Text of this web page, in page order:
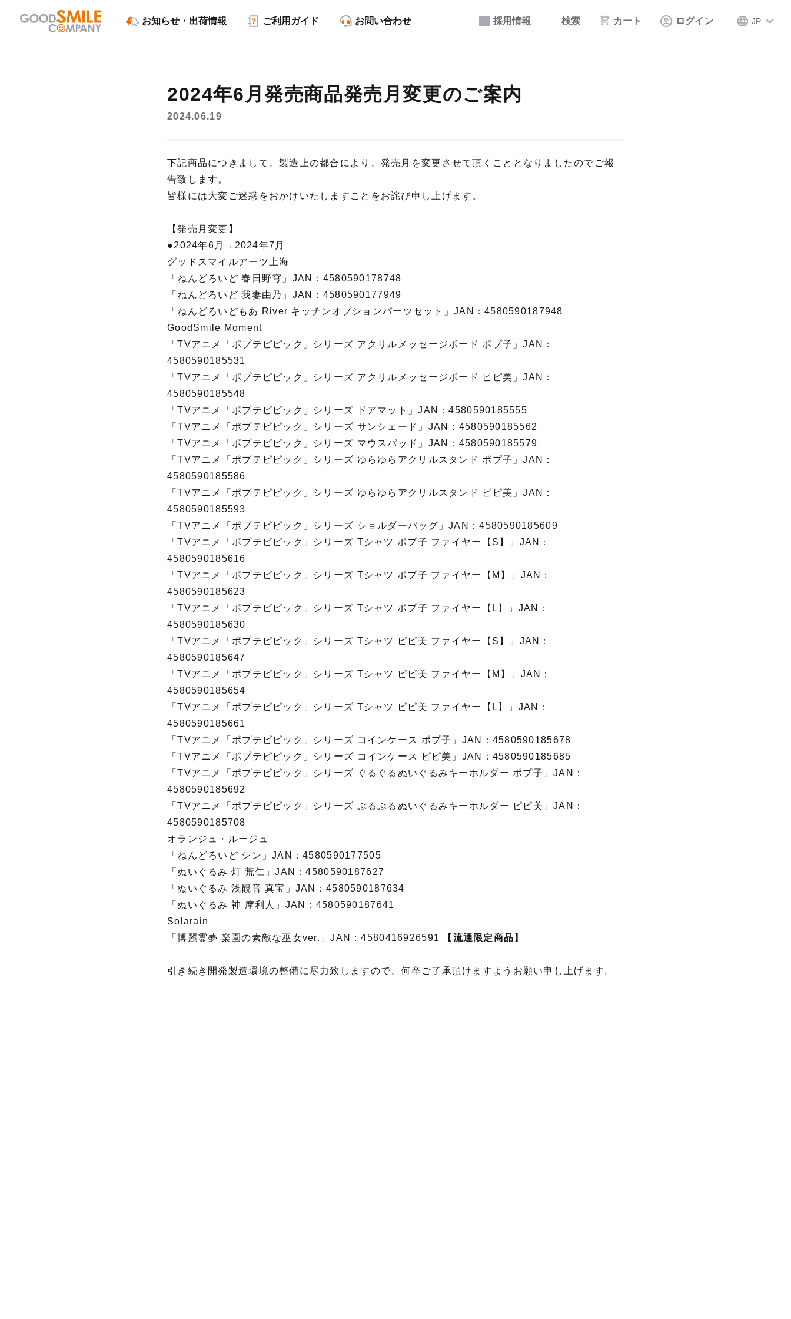
採用情報 検索 カート ログイン JP
お知らせ・出荷情報 ご利用ガイド お問い合わせ
2024年6月発売商品発売月変更のご案内
2024.06.19
下記商品につきまして、製造上の都合により、発売月を変更させて頂くこととなりましたのでご報
告致します。
皆様には大変ご迷惑をおかけいたしますことをお詫び申し上げます。
【発売月変更】
●2024年6月→2024年7月
グッドスマイルアーツ上海
「ねんどろいど 春日野穹」JAN：4580590178748
「ねんどろいど 我妻由乃」JAN：4580590177949
「ねんどろいどもあ River キッチンオプションパーツセット」JAN：4580590187948
GoodSmile Moment
「TVアニメ「ポプテピピック」シリーズ アクリルメッセージボード ポプ子」JAN：
4580590185531
「TVアニメ「ポプテピピック」シリーズ アクリルメッセージボード ピピ美」JAN：
4580590185548
「TVアニメ「ポプテピピック」シリーズ ドアマット」JAN：4580590185555
「TVアニメ「ポプテピピック」シリーズ サンシェード」JAN：4580590185562
「TVアニメ「ポプテピピック」シリーズ マウスパッド」JAN：4580590185579
「TVアニメ「ポプテピピック」シリーズ ゆらゆらアクリルスタンド ポプ子」JAN：
4580590185586
「TVアニメ「ポプテピピック」シリーズ ゆらゆらアクリルスタンド ピピ美」JAN：
4580590185593
「TVアニメ「ポプテピピック」シリーズ ショルダーバッグ」JAN：4580590185609
「TVアニメ「ポプテピピック」シリーズ Tシャツ ポプ子 ファイヤー【S】」JAN：
4580590185616
「TVアニメ「ポプテピピック」シリーズ Tシャツ ポプ子 ファイヤー【M】」JAN：
4580590185623
「TVアニメ「ポプテピピック」シリーズ Tシャツ ポプ子 ファイヤー【L】」JAN：
4580590185630
「TVアニメ「ポプテピピック」シリーズ Tシャツ ピピ美 ファイヤー【S】」JAN：
4580590185647
「TVアニメ「ポプテピピック」シリーズ Tシャツ ピピ美 ファイヤー【M】」JAN：
4580590185654
「TVアニメ「ポプテピピック」シリーズ Tシャツ ピピ美 ファイヤー【L】」JAN：
4580590185661
「TVアニメ「ポプテピピック」シリーズ コインケース ポプ子」JAN：4580590185678
「TVアニメ「ポプテピピック」シリーズ コインケース ピピ美」JAN：4580590185685
「TVアニメ「ポプテピピック」シリーズ ぐるぐるぬいぐるみキーホルダー ポプ子」JAN：
4580590185692
「TVアニメ「ポプテピピック」シリーズ ぶるぶるぬいぐるみキーホルダー ピピ美」JAN：
4580590185708
オランジュ・ルージュ
「ねんどろいど シン」JAN：4580590177505
「ぬいぐるみ 灯 荒仁」JAN：4580590187627
「ぬいぐるみ 浅観音 真宝」JAN：4580590187634
「ぬいぐるみ 神 摩利人」JAN：4580590187641
Solarain
「博麗霊夢 楽園の素敵な巫女ver.」JAN：4580416926591
【流通限定商品】
引き続き開発製造環境の整備に尽力致しますので、何卒ご了承頂けますようお願い申し上げます。